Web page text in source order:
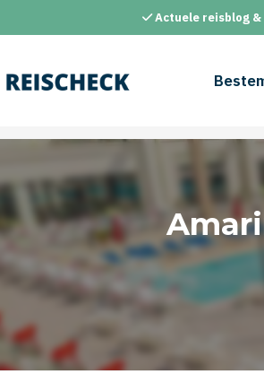
Actuele reisblog